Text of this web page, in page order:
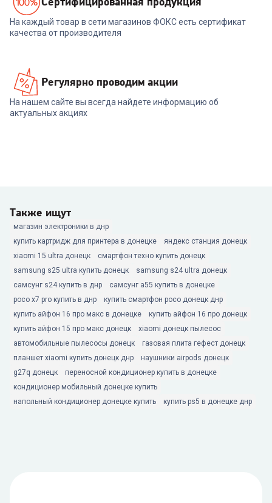
На каждый товар в сети магазинов ФОКС есть сертификат
качества от производителя
Регулярно проводим акции
На нашем сайте вы всегда найдете информацию об
актуальных акциях
Также ищут
магазин электроники в днр
купить картридж для принтера в донецке
яндекс станция донецк
xiaomi 15 ultra донецк
смартфон техно купить донецк
samsung s25 ultra купить донецк
samsung s24 ultra донецк
самсунг s24 купить в днр
самсунг а55 купить в донецке
poco x7 pro купить в днр
купить смартфон poco донецк днр
купить айфон 16 про макс в донецке
купить айфон 16 про донецк
купить айфон 15 про макс донецк
xiaomi донецк пылесос
автомобильные пылесосы донецк
газовая плита гефест донецк
планшет xiaomi купить донецк днр
наушники airpods донецк
g27q донецк
переносной кондиционер купить в донецке
кондиционер мобильный донецке купить
напольный кондиционер донецке купить
купить ps5 в донецке днр